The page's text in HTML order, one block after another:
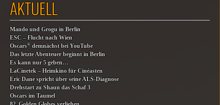
AKTUELL
Mando und Grogu in Berlin
ESC – Flucht nach Wien
Oscars® demnächst bei YouTube
Das letzte Abenteuer beginnt in Berlin
Es kann nur 5 geben…
LaCinetek – Heimkino für Cinéasten
Eric Dane spricht über seine ALS-Diagnose
Drehstart zu Shaun das Schaf 3
Oscars im Taumel